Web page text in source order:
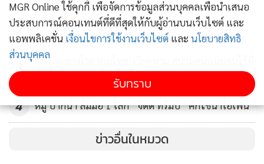
ยกเว้น “ดรัณ” สมนต์วฤณ นิ่มเนติพันธ์ กับ โจโจ ทวินันท์ ยัง
เป็นประเภทเยาวชน เตรียมไว้แข่งขันกีฬาซีเกมส์ ครั้งที่ 34 ที่
ประเทศมาเลเซีย ปีหน้า
สำหรับจำนวน 14 ชาติ ที่ทำคะแนนผ่านรอบคัดเลือก และได้
สิทธิ์ไปแข่งขันกีฬาเอเชี่ยนเกมส์ ในเดือนกันยายน ที่ประเทศ
ญี่ปุ่น ประกอบด้วย อุซเบกิสถาน, จีน, คาซัคสถาน, ญี่ปุ่น ,
เกาหลีใต้, คีร์กิซสถาน, สิงคโปร์, ฟิลิปปินส์, ไทย, สปป.ลาว,
ไต้หวัน, อินเดีย, อินโดนีเซีย และ ฮ่องกง
2
3
แฟนลูกยางโวย เกมไทย-เวียดนาม สนามคนแน่นจนไร้ที่
นั่ง ตั้งคำถามเหตุใดขายบัตรเกินความจุ
4 หมู ปากน้ำ ล้มมือ 1 โลก “จัดด์ ทรัมป์” ศึกไชน่าโอเพ่น
ข่าวอื่นในหมวด
MGR Online ใช้คุกกี้ เพื่อจัดการข้อมูลส่วนบุคคลเพื่อนำเสนอ
ประสบการณ์คอนเทนต์ที่ดีที่สุดให้กับผู้อ่านบนเว็บไซต์ และ
แอพพลิเคชั่น เงื่อนไขการใช้งานเว็บไซต์ และ นโยบายสิทธิ
ส่วนบุคคล
รับทราบ